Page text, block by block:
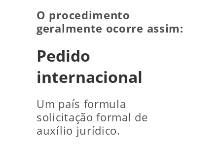
O procedimento
geralmente ocorre assim:
Pedido
internacional
Um país formula
solicitação formal de
auxílio jurídico.